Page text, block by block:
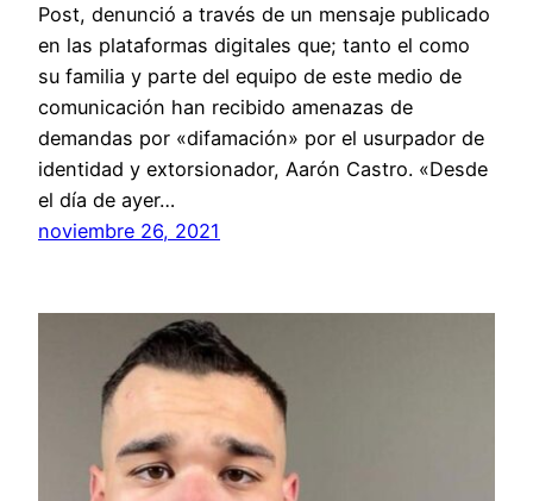
Post, denunció a través de un mensaje publicado
en las plataformas digitales que; tanto el como
su familia y parte del equipo de este medio de
comunicación han recibido amenazas de
demandas por «difamación» por el usurpador de
identidad y extorsionador, Aarón Castro. «Desde
el día de ayer…
noviembre 26, 2021